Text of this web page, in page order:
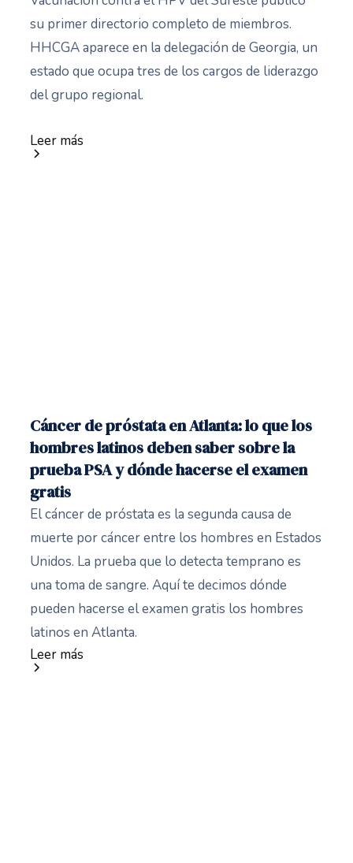
su primer directorio completo de miembros.
HHCGA aparece en la delegación de Georgia, un
estado que ocupa tres de los cargos de liderazgo
del grupo regional.
Leer más
Cáncer de próstata en Atlanta: lo que los
hombres latinos deben saber sobre la
prueba PSA y dónde hacerse el examen
gratis
El cáncer de próstata es la segunda causa de
muerte por cáncer entre los hombres en Estados
Unidos. La prueba que lo detecta temprano es
una toma de sangre. Aquí te decimos dónde
pueden hacerse el examen gratis los hombres
latinos en Atlanta.
Leer más